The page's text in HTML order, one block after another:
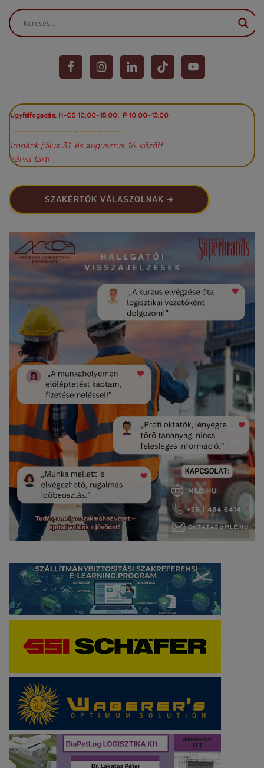
Ügyfélfogadás: H-CS 10:00-15:00; P 10:00-13:00
~~~~~~~~~~~~~~~~~~~~~~~
Irodánk július 31. és augusztus 16. között
zárva tart!
SZAKÉRTŐK VÁLASZOLNAK ➔